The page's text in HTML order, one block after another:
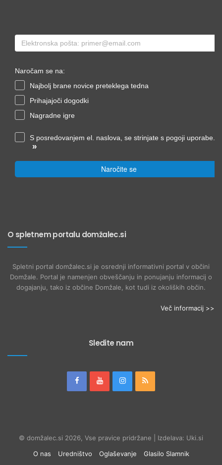
Naročam se na:
Najbolj brane novice preteklega tedna
Prihajajoči dogodki
Nagradne igre
S posredovanjem el. naslova, se strinjate s pogoji uporabe.
»
Naročite se
O spletnem portalu domžalec.si
Spletni portal domžalec.si je osrednji informativni portal v občini
Domžale. Portal je namenjen obveščanju in ponujanju informacij o
dogajanju, tako iz občine Domžale, kot tudi iz okoliških občin.
Več informacij >>
Sledite nam
© domžalec.si 2026, Vse pravice pridržane | Izdelava: Uki.si
O nas
Uredništvo Oglaševanje Glasilo Slamnik